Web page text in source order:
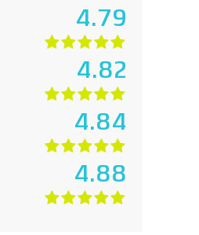
4.79
4.82
4.84
4.88